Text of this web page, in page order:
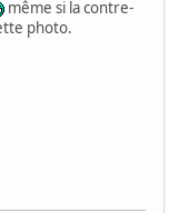
même si la contre-
photo.